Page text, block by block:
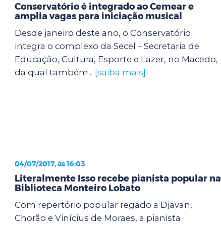
Conservatório é integrado ao Cemear e
amplia vagas para iniciação musical
Desde janeiro deste ano, o Conservatório
integra o complexo da Secel – Secretaria de
Educação, Cultura, Esporte e Lazer, no Macedo,
da qual também... [saiba mais]
04/07/2017, às 16:03
Literalmente Isso recebe pianista popular na
Biblioteca Monteiro Lobato
Com repertório popular regado a Djavan,
Chorão e Vinícius de Moraes, a pianista